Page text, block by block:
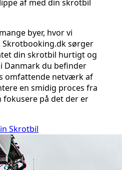
af med din skrotbil
byer, hvor vi
Skrotbooking.dk sørger
din skrotbil hurtigt og
Danmark du befinder
omfattende netværk af
en smidig proces fra
fokusere på det der er
Skrotbil